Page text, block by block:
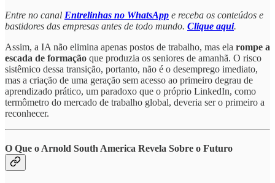
Entre no canal Entrelinhas no WhatsApp e receba os conteúdos e
bastidores das empresas antes de todo mundo. Clique aqui.
Assim, a IA não elimina apenas postos de trabalho, mas ela rompe a
escada de formação que produzia os seniores de amanhã. O risco
sistêmico dessa transição, portanto, não é o desemprego imediato,
mas a criação de uma geração sem acesso ao primeiro degrau de
aprendizado prático, um paradoxo que o próprio LinkedIn, como
termômetro do mercado de trabalho global, deveria ser o primeiro a
reconhecer.
O Que o Arnold South America Revela Sobre o Futuro